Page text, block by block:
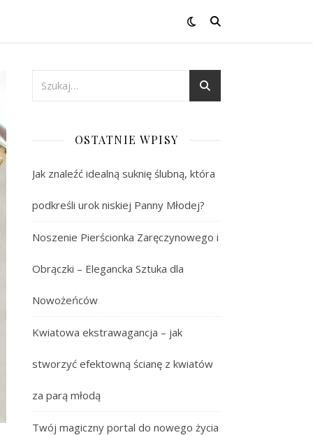
OSTATNIE WPISY
Jak znaleźć idealną suknię ślubną, która
podkreśli urok niskiej Panny Młodej?
Noszenie Pierścionka Zaręczynowego i
Obrączki – Elegancka Sztuka dla
Nowożeńców
Kwiatowa ekstrawagancja – jak
stworzyć efektowną ścianę z kwiatów
za parą młodą
Twój magiczny portal do nowego życia